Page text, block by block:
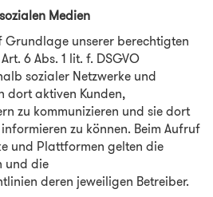
Medien
Grundlage unserer berechtigten
6 Abs. 1 lit. f. DSGVO
sozialer Netzwerke und
dort aktiven Kunden,
zu kommunizieren und sie dort
zu können. Beim Aufruf
und Plattformen gelten die
und die
deren jeweiligen Betreiber.